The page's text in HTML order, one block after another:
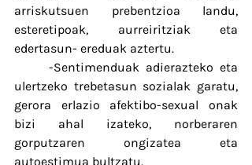
arriskutsuen prebentzioa landu,
esteretipoak, aurreiritziak eta
edertasun- ereduak aztertu.
ulertzeko trebetasun sozialak garatu,
gerora erlazio afektibo-sexual onak
bizi ahal izateko, norberaren
gorputzaren ongizatea eta
autoestimua bultzatu.